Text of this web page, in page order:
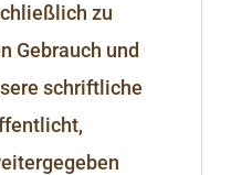
zu
Gebrauch und
schriftliche